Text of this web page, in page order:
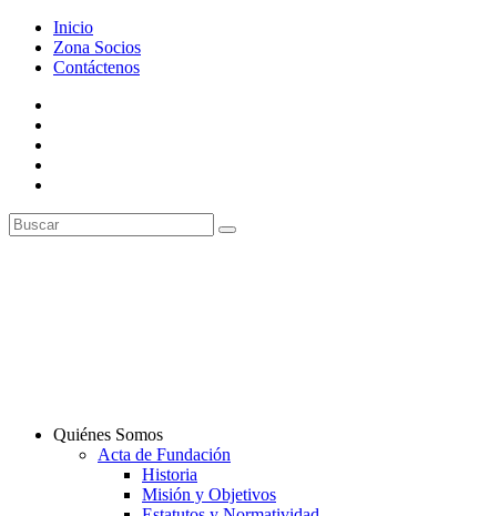
Inicio
Zona Socios
Contáctenos
Quiénes Somos
Acta de Fundación
Historia
Misión y Objetivos